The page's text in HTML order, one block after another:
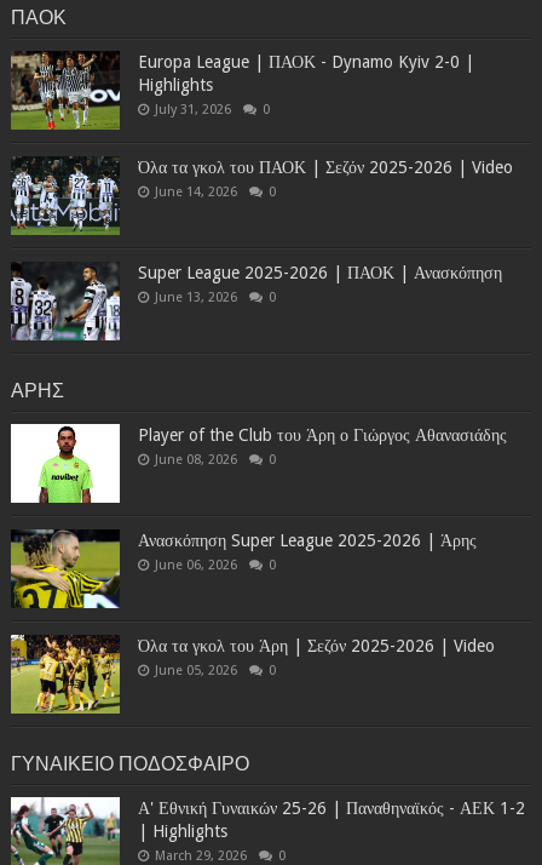
ΠΑΟΚ
Europa League | ΠΑΟΚ - Dynamo Kyiv 2-0 |
Highlights
July 31, 2026 0
Όλα τα γκολ του ΠΑΟΚ | Σεζόν 2025-2026 | Video
June 14, 2026 0
Super League 2025-2026 | ΠΑΟΚ | Ανασκόπηση
June 13, 2026 0
ΑΡΗΣ
Player of the Club του Άρη ο Γιώργος Αθανασιάδης
June 08, 2026 0
Ανασκόπηση Super League 2025-2026 | Άρης
June 06, 2026 0
Όλα τα γκολ του Άρη | Σεζόν 2025-2026 | Video
June 05, 2026 0
ΓΥΝΑΙΚΕΙΟ ΠΟΔΟΣΦΑΙΡΟ
Α' Εθνική Γυναικών 25-26 | Παναθηναϊκός - ΑΕΚ 1-2
| Highlights
March 29, 2026 0